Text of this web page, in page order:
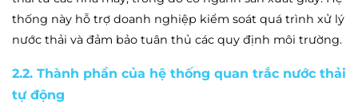
thống này hỗ trợ doanh nghiệp kiểm soát quá trình xử lý
nước thải và đảm bảo tuân thủ các quy định môi trường.
2.2. Thành phần của hệ thống quan trắc nước thải
tự động